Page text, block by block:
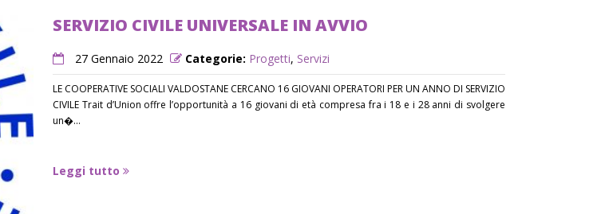
SERVIZIO CIVILE UNIVERSALE IN AVVIO
27 Gennaio 2022 Categorie: Progetti, Servizi
LE COOPERATIVE SOCIALI VALDOSTANE CERCANO 16 GIOVANI OPERATORI PER UN ANNO DI SERVIZIO
CIVILE Trait d’Union offre l’opportunità a 16 giovani di età compresa fra i 18 e i 28 anni di svolgere
un�...
Leggi tutto